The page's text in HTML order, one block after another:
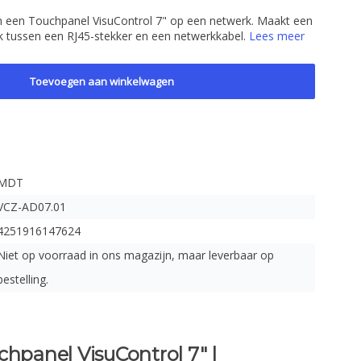
Touchpanel VisuControl 7" op een netwerk. Maakt een
een RJ45-stekker en een netwerkkabel. Lees meer
Toevoegen aan winkelwagen
AD07.01
op voorraad in ons magazijn, maar leverbaar op
VisuControl 7" |